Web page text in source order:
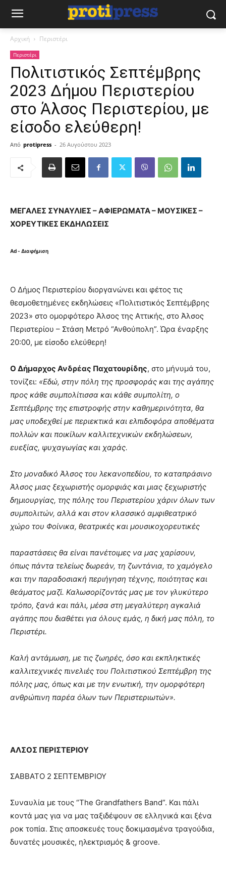
Αρχική Περιστέρι
Περιστέρι
Πολιτιστικός Σεπτέμβρης
2023 Δήμου Περιστερίου
στο Άλσος Περιστερίου, με
είσοδο ελεύθερη!
Από protipress - 26 Αυγούστου 2023
ΜΕΓΑΛΕΣ ΣΥΝΑΥΛΙΕΣ – ΑΦΙΕΡΩΜΑΤΑ – ΜΟΥΣΙΚΕΣ –
ΧΟΡΕΥΤΙΚΕΣ ΕΚΔΗΛΩΣΕΙΣ
Ad - Διαφήμιση
Ο Δήμος Περιστερίου διοργανώνει και φέτος τις
θεσμοθετημένες εκδηλώσεις «Πολιτιστικός Σεπτέμβρης
2023» στο ομορφότερο Άλσος της Αττικής, στο Άλσος
Περιστερίου – Στάση Μετρό “Ανθούπολη”. Ώρα έναρξης
20:00, με είσοδο ελεύθερη!
Ο Δήμαρχος Ανδρέας Παχατουρίδης, στο μήνυμά του,
τονίζει: «Εδώ, στην πόλη της προσφοράς και της αγάπης
προς κάθε συμπολίτισσα και κάθε συμπολίτη, ο
Σεπτέμβρης της επιστροφής στην καθημερινότητα, θα
μας υποδεχθεί με περιεκτικά και ελπιδοφόρα αποθέματα
πολλών και ποικίλων καλλιτεχνικών εκδηλώσεων,
ευεξίας, ψυχαγωγίας και χαράς.
Στο μοναδικό Άλσος του λεκανοπεδίου, το καταπράσινο
Άλσος μιας ξεχωριστής ομορφιάς και μιας ξεχωριστής
δημιουργίας, της πόλης του Περιστερίου χάριν όλων των
συμπολιτών, αλλά και στον κλασσικό αμφιθεατρικό
χώρο του Φοίνικα, θεατρικές και μουσικοχορευτικές
παραστάσεις θα είναι πανέτοιμες να μας χαρίσουν,
όπως πάντα τελείως δωρεάν, τη ζωντάνια, το χαμόγελο
και την παραδοσιακή περιήγηση τέχνης, ποιότητας και
θεάματος μαζί. Καλωσορίζοντάς μας με τον γλυκύτερο
τρόπο, ξανά και πάλι, μέσα στη μεγαλύτερη αγκαλιά
αγάπης που διαθέτει για όλους εμάς, η δική μας πόλη, το
Περιστέρι.
Καλή αντάμωση, με τις ζωηρές, όσο και εκπληκτικές
καλλιτεχνικές πινελιές του Πολιτιστικού Σεπτέμβρη της
πόλης μας, όπως και με την ενωτική, την ομορφότερη
ανθρώπινη παρέα όλων των Περιστεριωτών».
ΑΛΣΟΣ ΠΕΡΙΣΤΕΡΙΟΥ
ΣΑΒΒΑΤΟ 2 ΣΕΠΤΕΜΒΡΙΟΥ
Συναυλία με τους “The Grandfathers Band”. Και πάλι
κοντά μας για να μας ταξιδέψουν σε ελληνικά και ξένα
ροκ τοπία. Στις αποσκευές τους δοκιμασμένα τραγούδια,
δυνατές μουσικές, ηλεκτρισμός & groove.